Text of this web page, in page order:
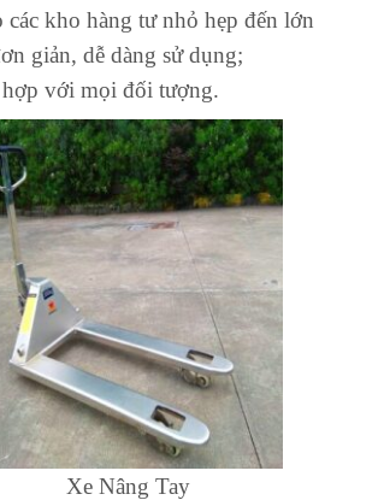
kho hàng tư nhỏ hẹp đến lớn
giản, dễ dàng sử dụng;
với mọi đối tượng.
Xe Nâng Tay